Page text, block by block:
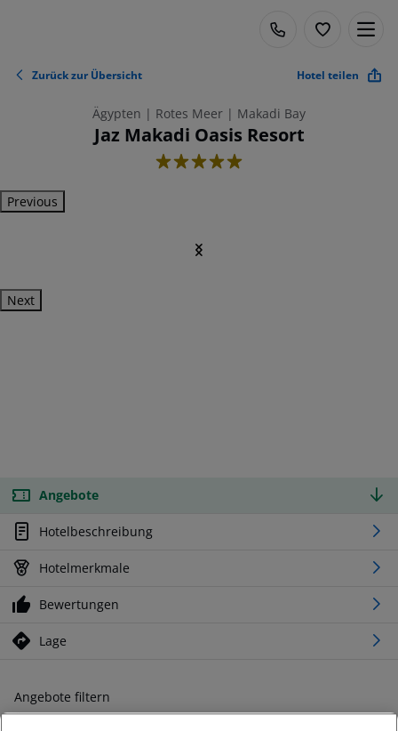
Zurück zur Übersicht Hotel teilen
Ägypten | Rotes Meer | Makadi Bay
Jaz Makadi Oasis Resort
5
Previous
Next
Angebote
Hotelbeschreibung
Hotelmerkmale
Bewertungen
Lage
Angebote filtern
Ändern Sie Ihre Kriterien nach Ihren Wünschen